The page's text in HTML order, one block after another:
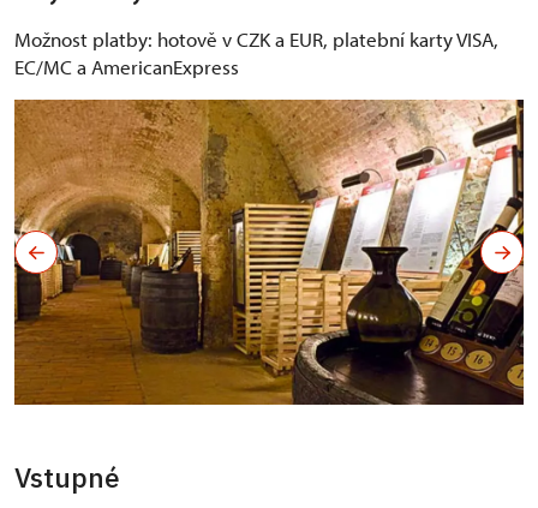
Možnost platby: hotově v CZK a EUR, platební karty VISA,
EC/MC a AmericanExpress
Vstupné